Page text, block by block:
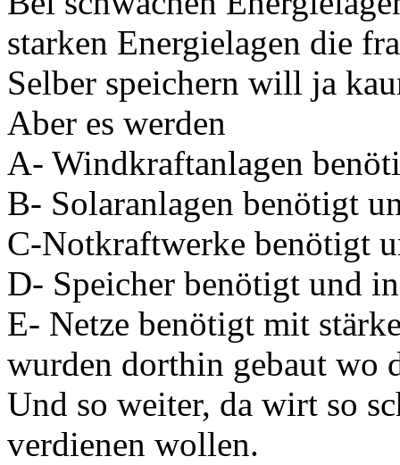
starken Energielagen die
Selber speichern will ja
Aber es werden
A- Windkraftanlagen
B- Solaranlagen benötigt
C-Notkraftwerke benötigt
D- Speicher benötigt und
E- Netze benötigt mit
wurden dorthin gebaut wo
Und so weiter, da wirt so
verdienen wollen.